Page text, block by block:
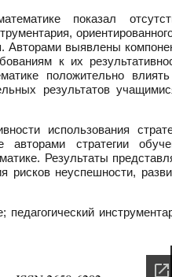
показал
Авторами выявлены
к их
положительно
результатов
использования
стратегии
Результаты
рисков неуспешности,